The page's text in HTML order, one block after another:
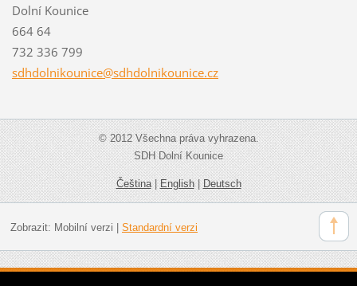
Dolní Kounice
664 64
732 336 799
sdhdolnikounice@sdhdolnikounice.cz
© 2012 Všechna práva vyhrazena.
SDH Dolní Kounice
Čeština|English|Deutsch
Zobrazit: Mobilní verzi Standardní verzi